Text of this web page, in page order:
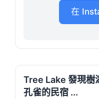
在
Tree Lake 發現樹
孔雀的民宿 ...